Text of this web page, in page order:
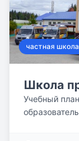
частная школа
Школа
Учебный